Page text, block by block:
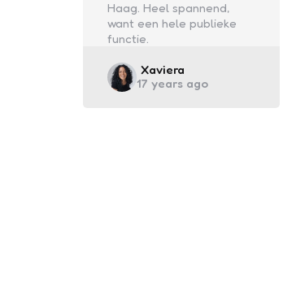
Haag. Heel spannend,
want een hele publieke
functie.
Posted
by
Xaviera
17 years ago